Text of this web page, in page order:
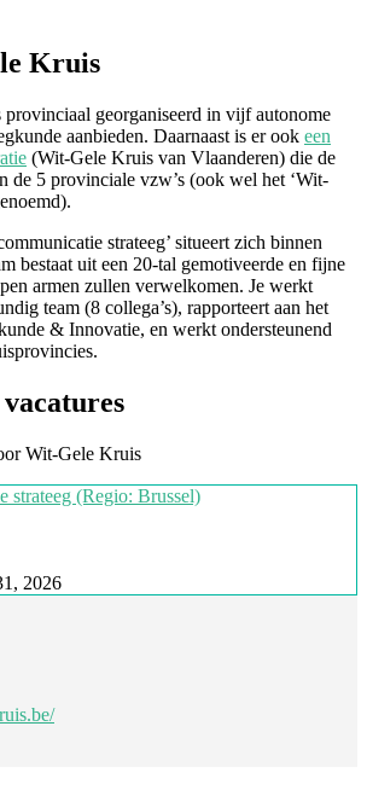
Kruis
georganiseerd in vijf autonome
aanbieden. Daarnaast is er ook een
(Wit-Gele Kruis van Vlaanderen) die de
de 5 provinciale vzw’s (ook wel het ‘Wit-
strateeg’ situeert zich binnen
bestaat uit een 20-tal gemotiveerde en fijne
armen zullen verwelkomen. Je werkt
team (8 collega’s), rapporteert aan het
& Innovatie, en werkt ondersteunend
Wit-Gele Kruis
strateeg (Regio: Brussel)
2026